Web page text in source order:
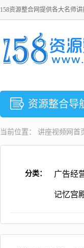
158资源整合网提供各大名师
资源整合导
当前位置： 讲座视频 网首
分类： 广告经
记忆宫